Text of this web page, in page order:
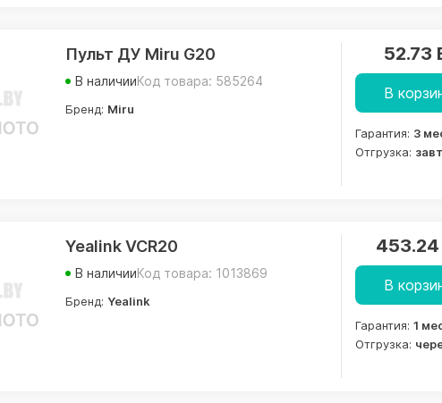
Пульт ДУ Miru G20
В наличииКод товара: 585264
Бренд: Miru
52.73
В
Гарантия: 3
Отгрузка:
Yealink VCR20
В наличииКод товара: 1013869
Бренд: Yealink
453.24
В
Гарантия: 1
Отгрузка: